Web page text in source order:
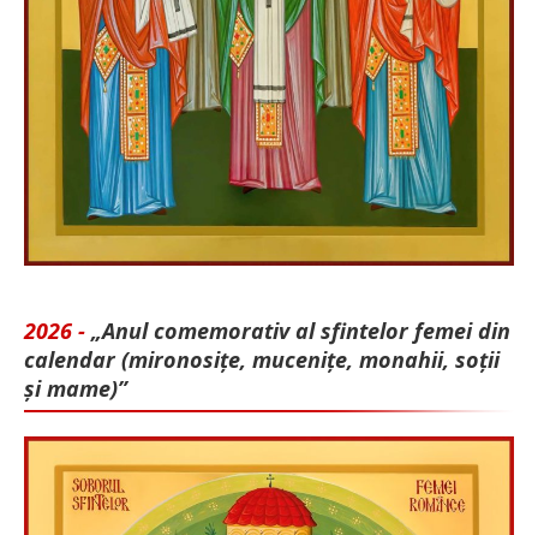
2026 - „Anul comemorativ al sfintelor femei din
calendar (mironosițe, mu­cenițe, monahii, soții
și mame)”